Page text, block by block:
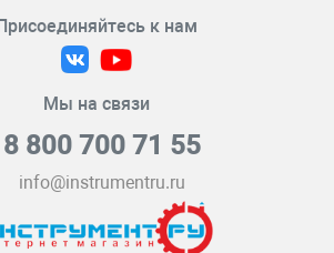
к нам
Мы на связи
8 800 700 71 55
info@instrumentru.ru